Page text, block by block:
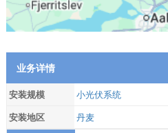
业务详情
安装规模
小光伏系统
安装地区
丹麦